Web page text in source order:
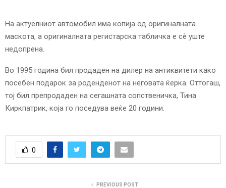
На актуелниот автомобил има копија од оригиналната
маскота, а оригиналната регистарска табличка е сè уште
недопрена.
Во 1995 година бил продаден на дилер на антиквитети како
посебен подарок за роденденот на неговата ќерка. Оттогаш,
тој бил препродаден на сегашната сопственичка, Тина
Киркпатрик, која го поседува веќе 20 години.
0
PREVIOUS POST